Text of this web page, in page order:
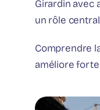
Girardin avec
un rôle
Comprendre
améliore